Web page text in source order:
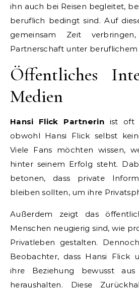
ihn auch bei Reisen begleitet,
beruflich bedingt sind. Auf
gemeinsam Zeit
Partnerschaft unter
Öffentliches
Medien
Hansi Flick Partnerinist oft
obwohl Hansi Flick selbst
Viele Fans möchten wissen,
hinter seinem Erfolg steht.
betonen, dass private
bleiben sollten, um ihre
Außerdem zeigt das
Menschen neugierig sind, wie
Privatleben gestalten.
Beobachter, dass Hansi Flick
ihre Beziehung bewusst
heraushalten. Diese